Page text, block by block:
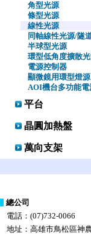
角型光源
條型光源
線性光源
同軸線性光源/隧
半球型光源
環型低角度擴散
電源控制器
顯微鏡用環型燈源
AOI機台多功能
平台
晶圓加熱盤
萬向支架
總公司
電話：(07)732-0066
地址：高雄市鳥松區神